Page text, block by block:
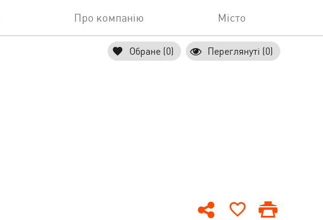
Про компанію Місто
Обране (0) Переглянуті (0)